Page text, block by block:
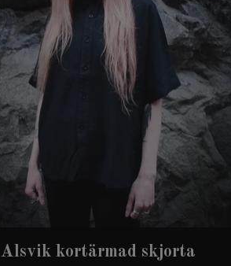
Alsvik kortärmad skjorta